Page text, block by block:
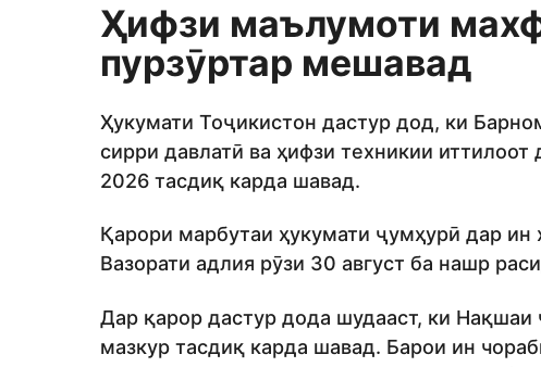
Ҳифзи маълумоти
пурзӯртар мешавад
Ҳукумати Тоҷикистон дастур дод, ки
сирри давлатӣ ва ҳифзи техникии
2026 тасдиқ карда шавад.
Қарори марбутаи ҳукумати ҷумҳурӣ дар ин
Вазорати адлия рӯзи 30 август ба нашр
Дар қарор дастур дода шудааст, ки
мазкур тасдиқ карда шавад. Барои ин